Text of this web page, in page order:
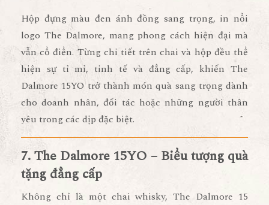
Hộp đựng màu đen ánh đồng sang trọng, in nổi
logo The Dalmore, mang phong cách hiện đại mà
vẫn cổ điển. Từng chi tiết trên chai và hộp đều thể
hiện sự tỉ mỉ, tinh tế và đẳng cấp, khiến The
Dalmore 15YO trở thành món quà sang trọng dành
cho doanh nhân, đối tác hoặc những người thân
yêu trong các dịp đặc biệt.
7. The Dalmore 15YO – Biểu tượng quà
tặng đẳng cấp
Không chỉ là một chai whisky,The Dalmore 15